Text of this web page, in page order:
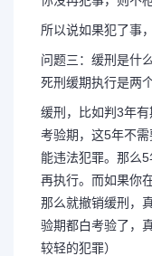
所以说如果犯了事
问题三：缓刑是什
死刑缓期执行是两
缓刑，比如判3年
考验期，这5年不
能违法犯罪。那么
再执行。而如果你
那么就撤销缓刑，
验期都白考验了，
较轻的犯罪）